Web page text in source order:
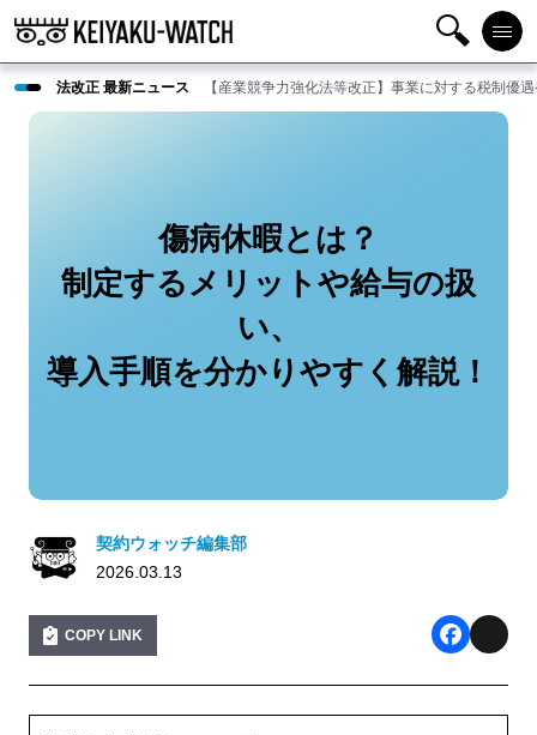
検
索
メニ
ュー
法改正 最新ニュース 【産業競争力強化法等改正】事業に対する税制優
傷病休暇とは？
制定するメリットや給与の扱
い、
導入手順を分かりやすく解説！
契約ウォッチ編集部
2026.03.13
COPY LINK
a